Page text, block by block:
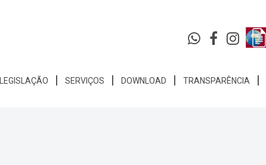
LEGISLAÇÃO SERVIÇOS DOWNLOAD TRANSPARÊNCIA